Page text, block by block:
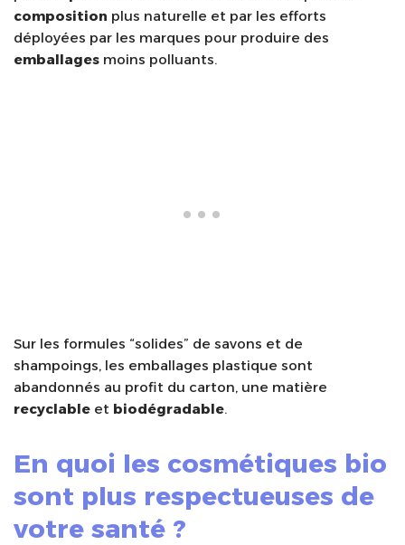
composition plus naturelle et par les efforts
déployées par les marques pour produire des
emballages moins polluants.
Sur les formules “solides” de savons et de
shampoings, les emballages plastique sont
abandonnés au profit du carton, une matière
recyclable et biodégradable.
En quoi les cosmétiques bio
sont plus respectueuses de
votre santé ?